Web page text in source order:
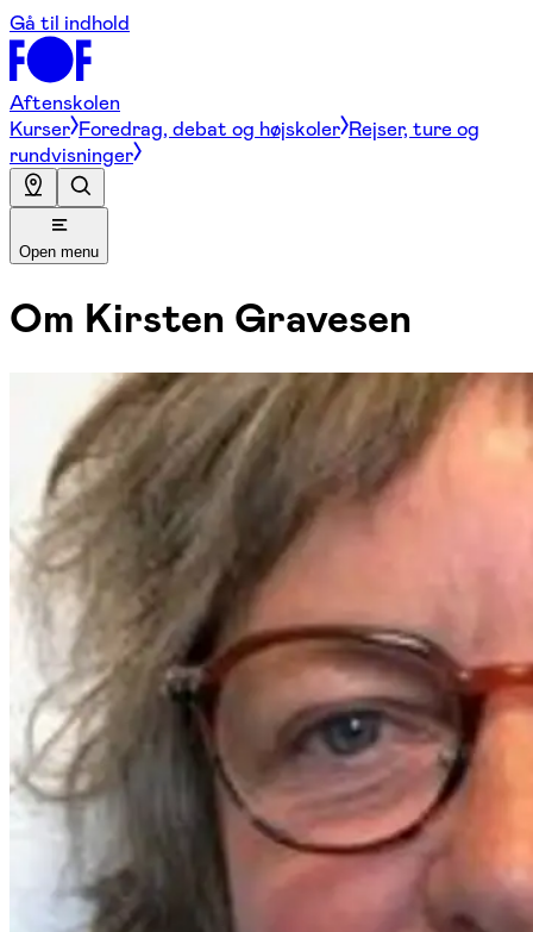
Gå til indhold
Aftenskolen
Kurser Foredrag, debat og højskoler Rejser, ture og
rundvisninger
Open menu
Om Kirsten Gravesen